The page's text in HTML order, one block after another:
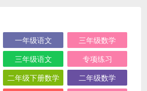
一年级语文
三年级数学
三年级语文
专项练习
二年级下册数学
二年级数学